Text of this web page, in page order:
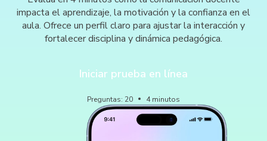
impacta el aprendizaje, la motivación y la confianza en el
aula. Ofrece un perfil claro para ajustar la interacción y
fortalecer disciplina y dinámica pedagógica.
Iniciar prueba en línea
Preguntas: 20 4 minutos